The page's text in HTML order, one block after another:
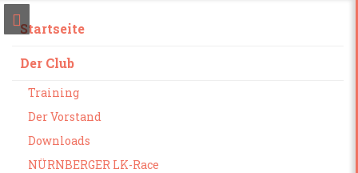
Startseite
Der Club
Training
Der Vorstand
Downloads
NÜRNBERGER LK-Race